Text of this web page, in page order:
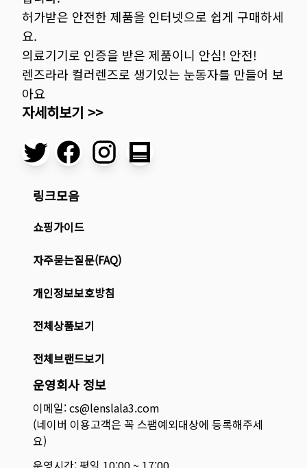
허가받은 안전한 제품을 인터넷으로 쉽게 구매하세
요.
의료기기로 인증을 받은 제품이니 안심! 안전!
렌즈라라 컬러렌즈로 생기있는 눈동자를 만들어 보
아요
자세히보기 >>
링크모음
쇼핑가이드
자주묻는질문(FAQ)
개인정보보호방침
전체상품보기
전체브랜드보기
운영회사 정보
이메일: cs@lenslala3.com
(네이버 이용고객은 꼭 스팸예외대상에 등록해주세
요)